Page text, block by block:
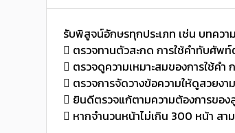
รับพิสูจน์อักษรทุกประเภท เช่น บทคว
 ตรวจทานตัวสะกด การใช้คำทับศัพ
 ตรวจดูความเหมาะสมของการใช้ค
 ตรวจการจัดวางข้อความให้ดูสวยง
 ยินดีตรวจแก้ตามความต้องการของ
 หากจำนวนหน้าไม่เกิน 300 หน้า สา